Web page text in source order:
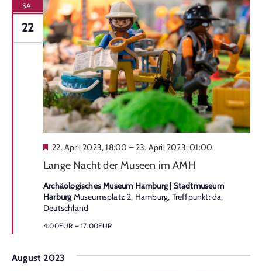
SA.
22
Lange Nacht der Museen im AMH
Hervorgehoben
22. April 2023, 18:00 –23. April 2023, 01:00
Archäologisches Museum Hamburg | Stadtmuseum
HarburgMuseumsplatz 2, Hamburg, Treffpunkt: da,
Deutschland
4.00EUR – 17.00EUR
August 2023